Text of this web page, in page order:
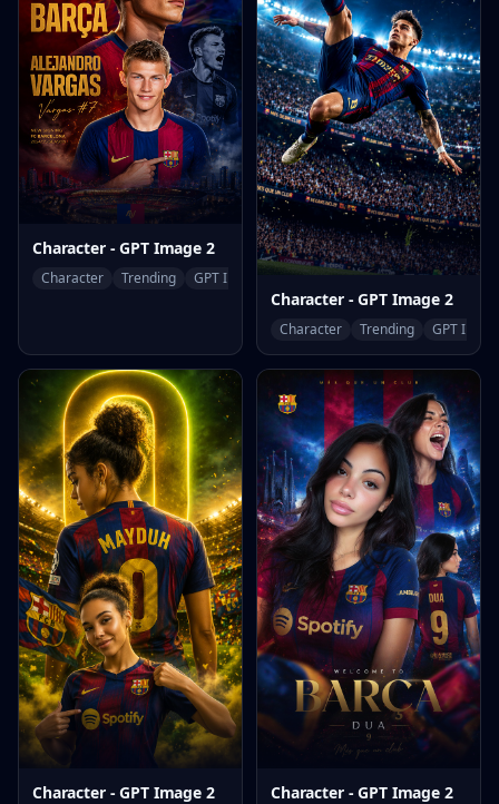
Character - GPT Image 2
Character Trending GPT Image 2
Character - GPT Image 2
Character Trending GPT
Character - GPT Image 2 Character - GPT Image 2